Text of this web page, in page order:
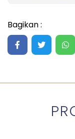
Bagikan :
Share onShare